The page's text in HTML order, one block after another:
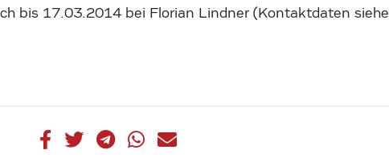
bis 17.03.2014 bei Florian Lindner (Kontaktdaten siehe